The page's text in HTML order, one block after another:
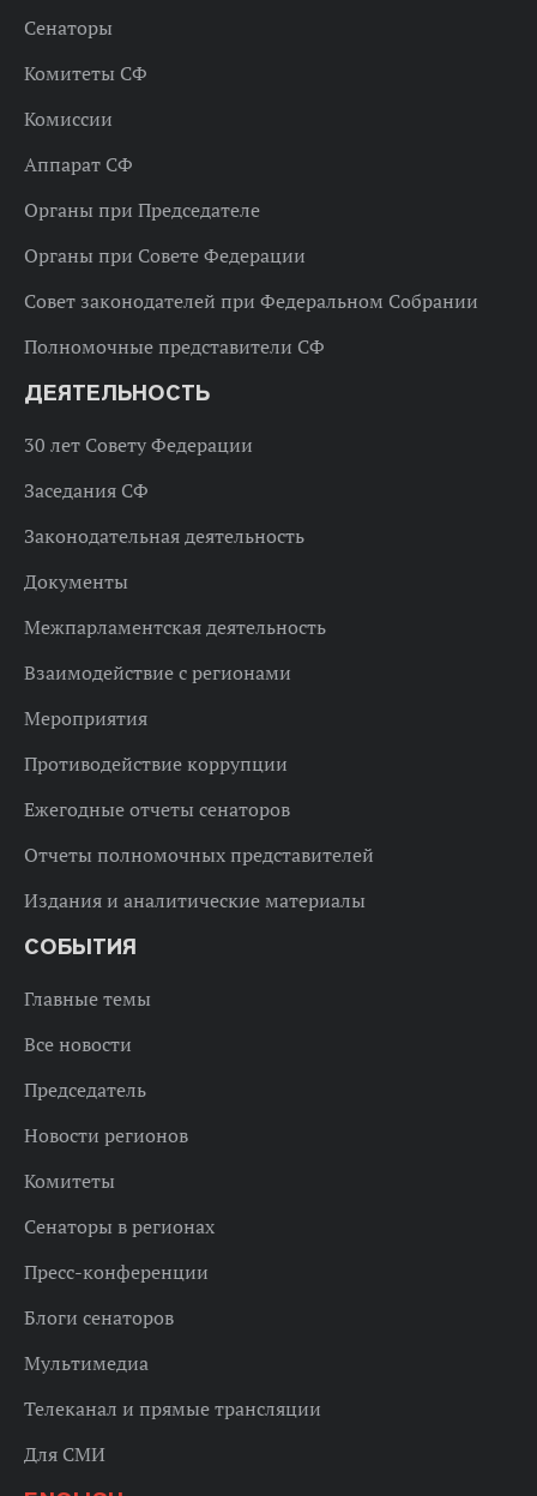
Сенаторы
Комитеты СФ
Комиссии
Аппарат СФ
Органы при Председателе
Органы при Совете Федерации
Совет законодателей при Федеральном Собрании
Полномочные представители СФ
ДЕЯТЕЛЬНОСТЬ
30 лет Совету Федерации
Заседания СФ
Законодательная деятельность
Документы
Межпарламентская деятельность
Взаимодействие с регионами
Мероприятия
Противодействие коррупции
Ежегодные отчеты сенаторов
Отчеты полномочных представителей
Издания и аналитические материалы
СОБЫТИЯ
Главные темы
Все новости
Председатель
Новости регионов
Комитеты
Сенаторы в регионах
Пресс-конференции
Блоги сенаторов
Мультимедиа
Телеканал и прямые трансляции
Для СМИ